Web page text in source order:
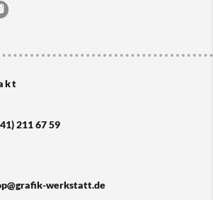
211 67 59
werkstatt.de